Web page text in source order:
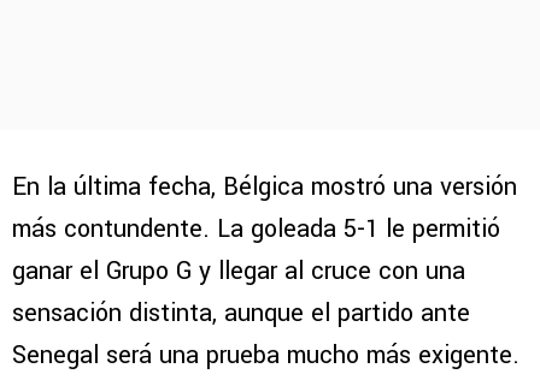
En la última fecha, Bélgica mostró una versión
más contundente. La goleada 5-1 le permitió
ganar el Grupo G y llegar al cruce con una
sensación distinta, aunque el partido ante
Senegal será una prueba mucho más exigente.